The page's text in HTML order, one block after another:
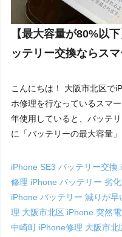
【最大容量が80%以
ッテリー交換ならス
こんにちは！ 大阪市北区で
ホ修理を行なっているスマ
年使用していると、バッテ
に「バッテリーの最大容量
iPhone SE3 バッテリー交換
修理 iPhone バッテリー 劣化
iPhone バッテリー 減りが早
理 大阪市北区 iPhone 突然
中崎町 iPhone修理 大阪市北